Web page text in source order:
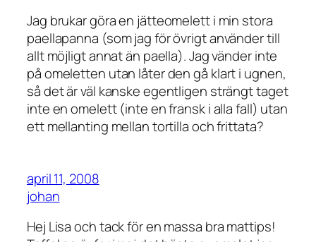
Jag brukar göra en jätteomelett i min stora
paellapanna (som jag för övrigt använder till
allt möjligt annat än paella). Jag vänder inte
på omeletten utan låter den gå klart i ugnen,
så det är väl kanske egentligen strängt taget
inte en omelett (inte en fransk i alla fall) utan
ett mellanting mellan tortilla och frittata?
april 11, 2008
johan
Hej Lisa och tack för en massa bra mattips!